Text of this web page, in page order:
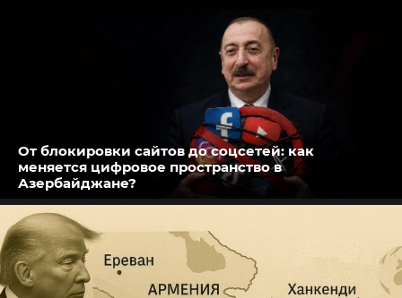
От блокировки сайтов до соцсетей: как
меняется цифровое пространство в
Азербайджане?